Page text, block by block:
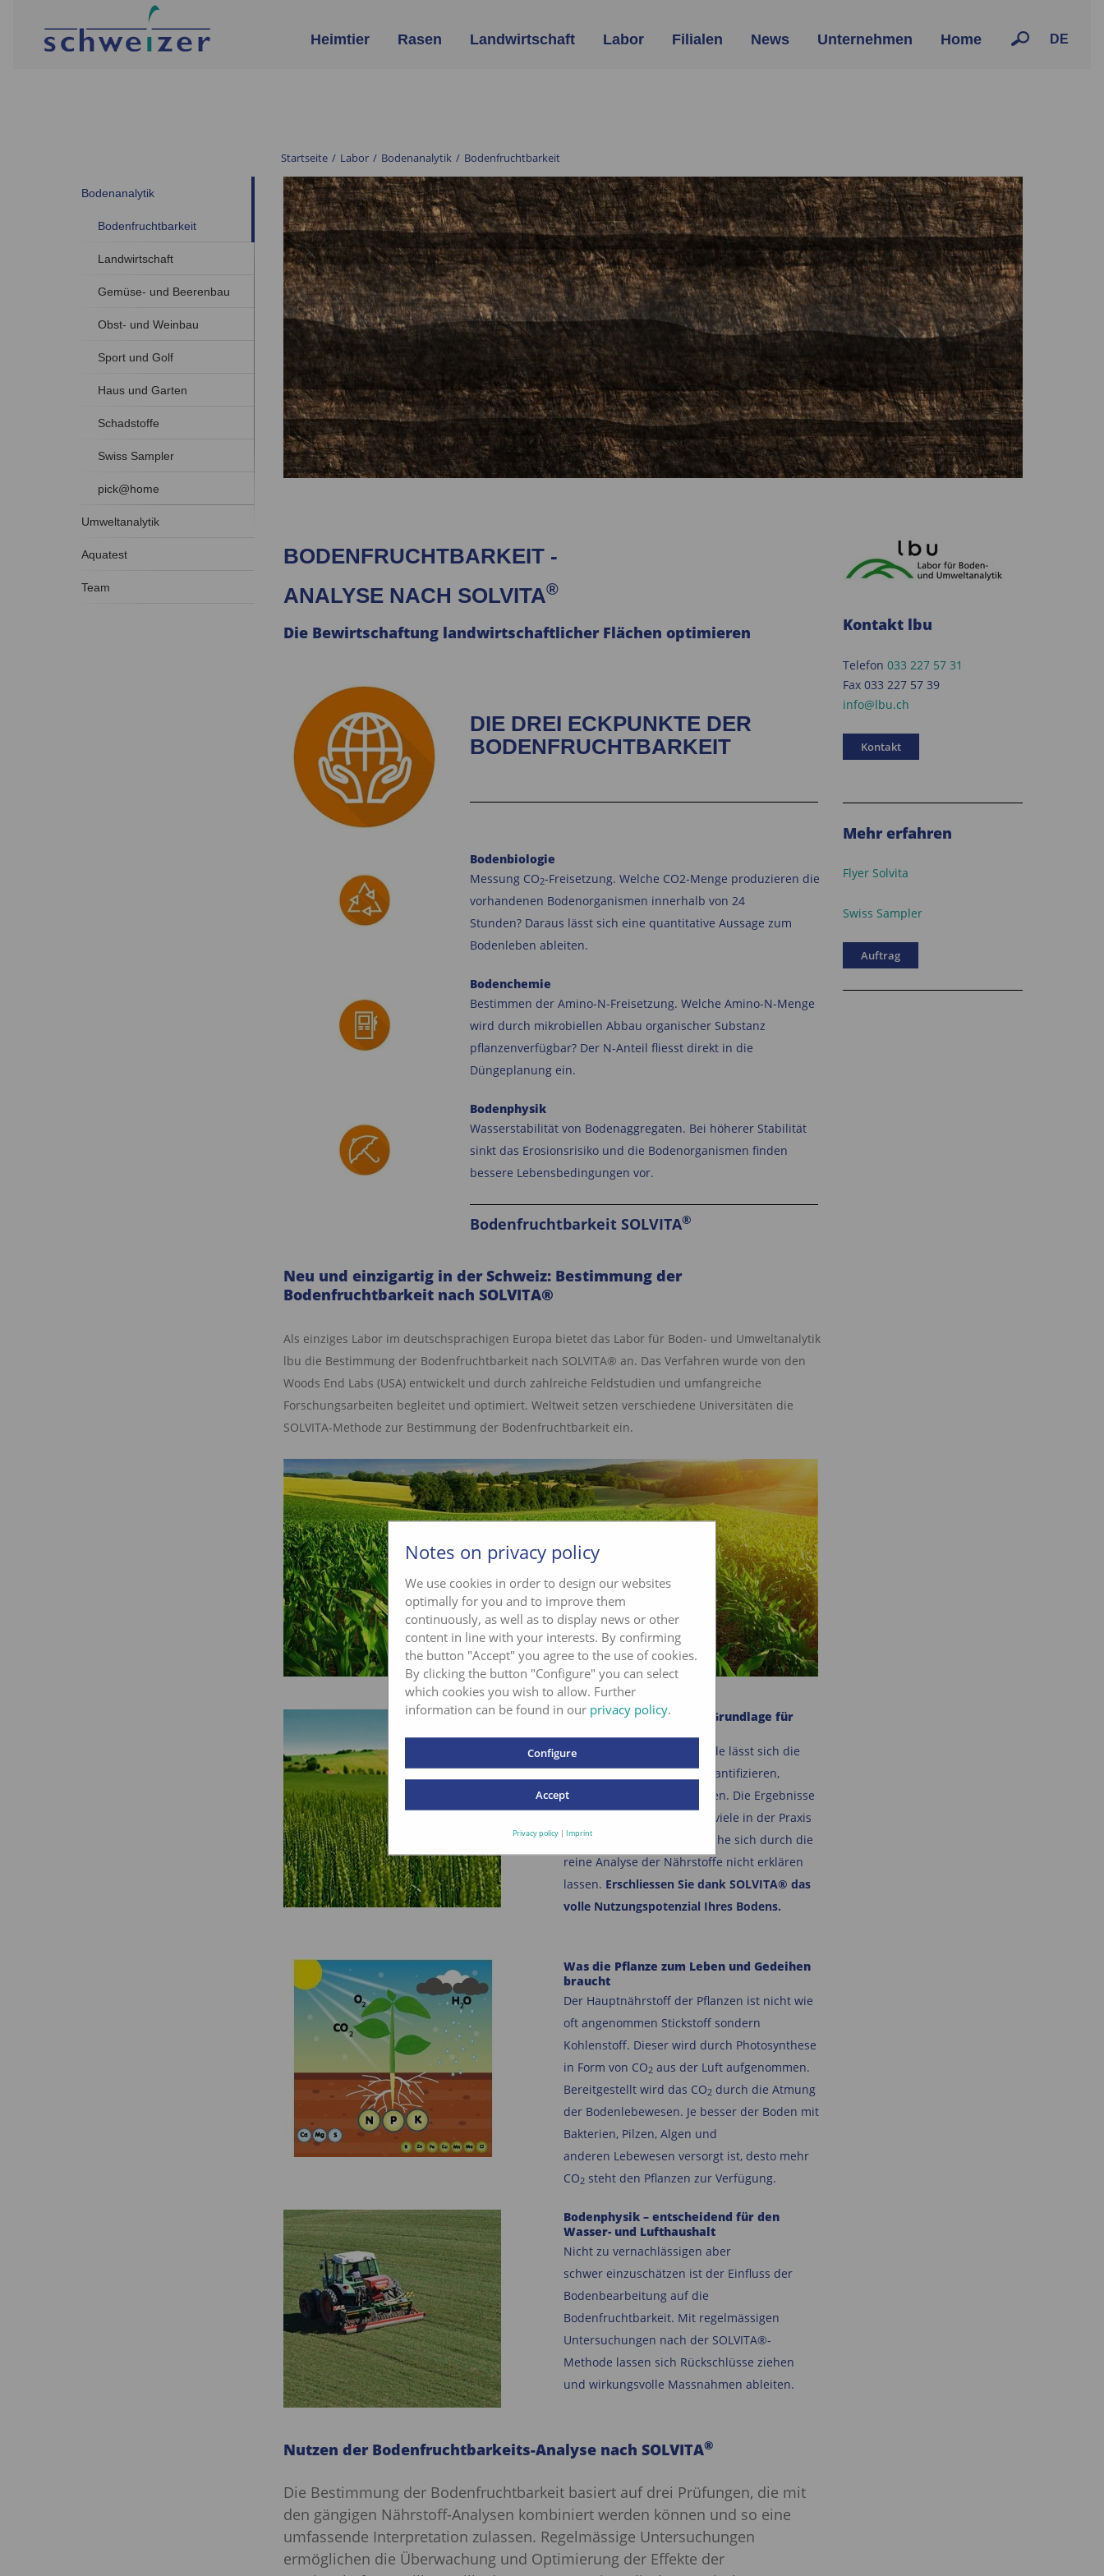
DE
Heimtier Rasen Landwirtschaft Labor Filialen News Unternehmen Home
Startseite / Labor / Bodenanalytik / Bodenfruchtbarkeit
Bodenanalytik
Bodenfruchtbarkeit
Landwirtschaft
Gemüse- und Beerenbau
Obst- und Weinbau
Sport und Golf
Haus und Garten
Schadstoffe
Swiss Sampler
pick@home
Umweltanalytik
Aquatest
Team
BODENFRUCHTBARKEIT -
ANALYSE NACH SOLVITA®
Die Bewirtschaftung landwirtschaftlicher Flächen optimieren
DIE DREI ECKPUNKTE DER
BODENFRUCHTBARKEIT
Bodenbiologie
Messung CO2-Freisetzung. Welche CO2-Menge produzieren die
vorhandenen Bodenorganismen innerhalb von 24
Stunden? Daraus lässt sich eine quantitative Aussage zum
Bodenleben ableiten.
Bodenchemie
Bestimmen der Amino-N-Freisetzung.Welche Amino-N-Menge
wird durch mikrobiellen Abbau organischer Substanz
pflanzenverfügbar? Der N-Anteil fliesst direkt in die
Düngeplanung ein.
Bodenphysik
Wasserstabilität von Bodenaggregaten. Bei höherer Stabilität
sinkt das Erosionsrisiko und die Bodenorganismen finden
bessere Lebensbedingungen vor.
Bodenfruchtbarkeit SOLVITA®
Neu und einzigartig in der Schweiz: Bestimmung der
Bodenfruchtbarkeit nach SOLVITA®
Als einziges Labor im deutschsprachigen Europa bietet das Labor für Boden- und Umweltanalytik
lbu die Bestimmung der Bodenfruchtbarkeit nach SOLVITA® an. Das Verfahren wurde von den
Woods End Labs (USA) entwickelt und durch zahlreiche Feldstudien und umfangreiche
Forschungsarbeiten begleitet und optimiert. Weltweit setzen verschiedene Universitäten die
SOLVITA-Methode zur Bestimmung der Bodenfruchtbarkeit ein.
Fruchtbarer Boden – die Grundlage für
Dank der SOLVITA®-Methode lässt sich die
Bodenfruchtbarkeit nun quantifizieren,
darstellen und interpretieren. Die Ergebnisse
liefern Lösungsansätze für viele in der Praxis
festgestellte Probleme, welche sich durch die
reine Analyse der Nährstoffe nicht erklären
lassen. Erschliessen Sie dank SOLVITA® das
volle Nutzungspotenzial Ihres Bodens.
Was die Pflanze zum Leben und Gedeihen
braucht
Der Hauptnährstoff der Pflanzen ist nicht wie
oft angenommen Stickstoff sondern
Kohlenstoff. Dieser wird durch Photosynthese
in Form von CO2aus der Luft aufgenommen.
Bereitgestellt wird das CO2durch die Atmung
der Bodenlebewesen. Je besser der Boden mit
Bakterien, Pilzen, Algen und
anderen Lebewesen versorgt ist, desto mehr
CO2steht den Pflanzen zur Verfügung.
Bodenphysik – entscheidend für den
Wasser- und Lufthaushalt
Nicht zu vernachlässigen aber
schwer einzuschätzen ist der Einfluss der
Bodenbearbeitung auf die
Bodenfruchtbarkeit. Mit regelmässigen
Untersuchungen nach der SOLVITA®-
Methode lassen sich Rückschlüsse ziehen
und wirkungsvolle Massnahmen ableiten.
Nutzen der Bodenfruchtbarkeits-Analyse nach SOLVITA®
Die Bestimmung der Bodenfruchtbarkeit basiert auf drei Prüfungen, die mit
den gängigen Nährstoff-Analysen kombiniert werden können und so eine
umfassende Interpretation zulassen. Regelmässige Untersuchungen
ermöglichen die Überwachung und Optimierung der Effekte der
Kontakt lbu
Telefon033 227 57 31
Fax 033 227 57 39
info@lbu.ch
Kontakt
Mehr erfahren
Flyer Solvita
Swiss Sampler
Auftrag
Notes on privacy policy
We use cookies in order to design our websites
optimally for you and to improve them
continuously, as well as to display news or other
content in line with your interests. By confirming
the button "Accept" you agree to the use of cookies.
By clicking the button "Configure" you can select
which cookies you wish to allow. Further
information can be found in our privacy policy.
Configure
Accept
Privacy policy| Imprint